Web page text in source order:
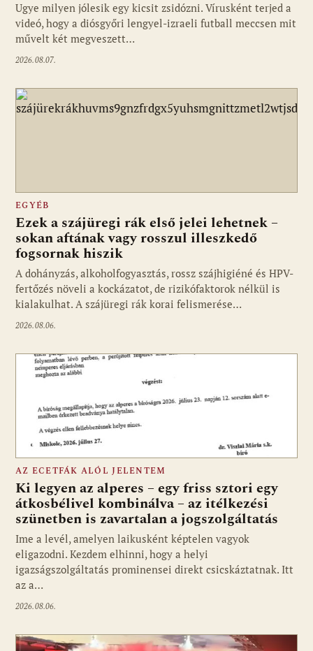
Ugye milyen jólesik egy kicsit zsidózni. Vírusként terjed a
videó, hogy a diósgyőri lengyel-izraeli futball meccsen mit
művelt két megveszett…
2026.08.07.
EGYÉB
Ezek a szájüregi rák első jelei lehetnek –
sokan aftának vagy rosszul illeszkedő
fogsornak hiszik
A dohányzás, alkoholfogyasztás, rossz szájhigiéné és HPV-
fertőzés növeli a kockázatot, de rizikófaktorok nélkül is
kialakulhat. A szájüregi rák korai felismerése…
2026.08.06.
AZ ECETFÁK ALÓL JELENTEM
Ki legyen az alperes – egy friss sztori egy
átkosbélivel kombinálva – az itélkezési
szünetben is zavartalan a jogszolgáltatás
Ime a levél, amelyen laikusként képtelen vagyok
eligazodni. Kezdem elhinni, hogy a helyi
igazságszolgáltatás prominensei direkt csicskáztatnak. Itt
az a…
2026.08.06.